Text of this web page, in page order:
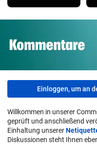
Einloggen, um an
Willkommen in unserer
geprüft und anschließend
Einhaltung unserer
Diskussionen steht Ihnen